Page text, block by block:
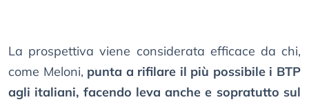
La prospettiva viene considerata efficace da chi,
come Meloni, punta a rifilare il più possibile i BTP
agli italiani, facendo leva anche e sopratutto sul